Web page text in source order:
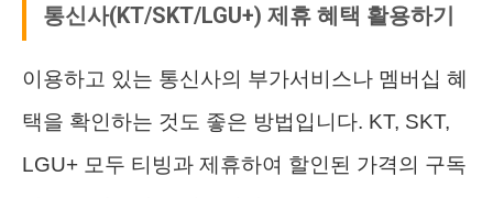
통신사(KT/SKT/LGU+) 제휴 혜택 활용하기
이용하고 있는 통신사의 부가서비스나 멤버십 혜
택을 확인하는 것도 좋은 방법입니다. KT, SKT,
LGU+ 모두 티빙과 제휴하여 할인된 가격의 구독